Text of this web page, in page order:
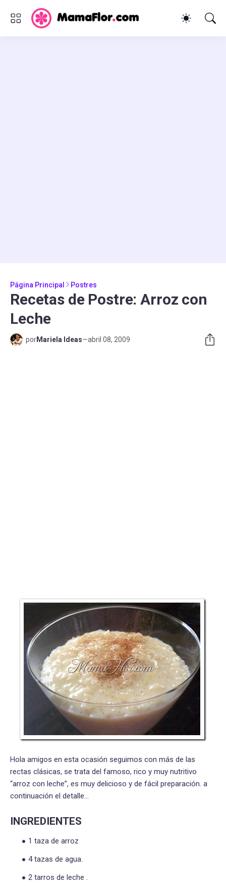
Página Principal Postres
Recetas de Postre: Arroz con
Leche
porMariela Ideas—abril 08, 2009
Hola amigos en esta ocasión seguimos con más de las
rectas clásicas, se trata del famoso, rico y muy nutritivo
“arroz con leche”, es muy delicioso y de fácil preparación. a
continuación el detalle…
INGREDIENTES
1 taza de arroz
4 tazas de agua.
2 tarros de leche .